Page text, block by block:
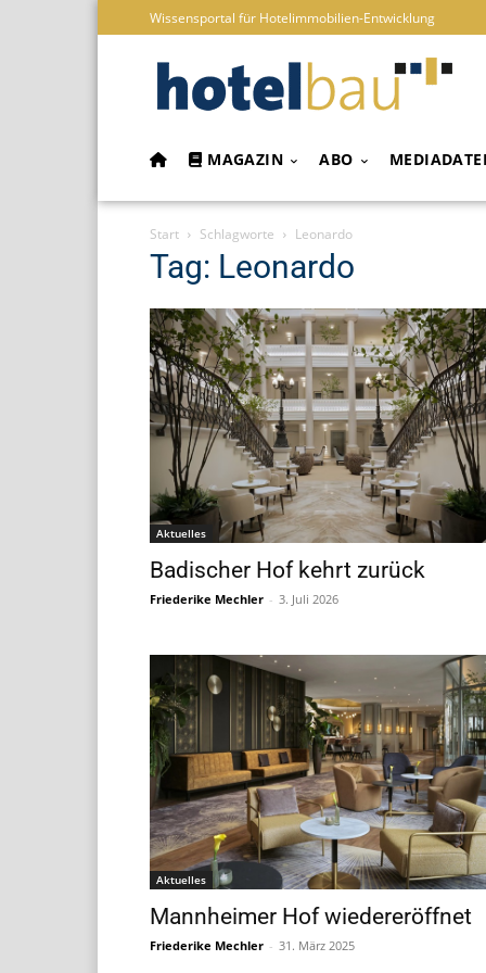
Wissensportal für Hotelimmobilien-Entwicklung
MAGAZIN ABO
Start Schlagworte Leonardo
Tag: Leonardo
Aktuelles
Badischer Hof kehrt zurück
Friederike Mechler - 3. Juli 2026
Aktuelles
Mannheimer Hof wiedereröffnet
Friederike Mechler - 31. März 2025